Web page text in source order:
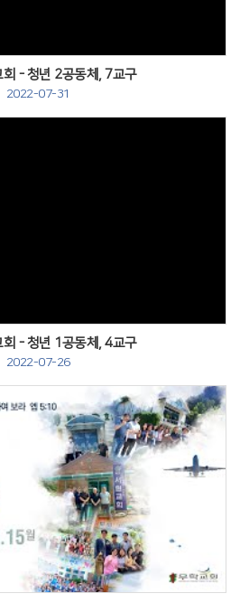
회 - 청년 2공동체, 7교구
2022-07-31
회 - 청년 1공동체, 4교구
2022-07-26